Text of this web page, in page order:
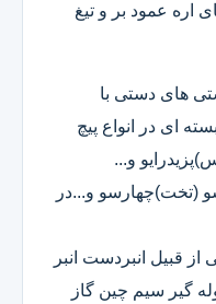
اره عمود بر و تیغ
های دستی با
ای در انواع پیچ
و...
(تخت)چهارسو و...در
قبیل انبردست انبر
گیر سیم چین گاز